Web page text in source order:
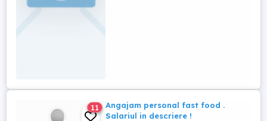
11
Angajam personal fast food .
Salariul in descriere !